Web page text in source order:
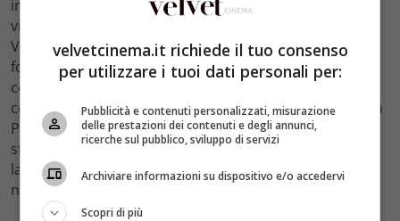
indagini sulla morte di Ambra, una ragazza che è stata
vittima di una
Vanessa l’aiuterà moltissimo in questa inchiesta
fornendo in segreto degli elementi importanti. Anna
comincerà ad usare dei metodi non regolari proprio
come faceva il marito e questo le causerà problemi con
Piras, suo superiore innamorato di lei.Vanessa si sente
sfruttata dal poliziotto per raggiungere i suoi scopi e
lasciata da Filip ritorna dal suo ex Raffaele il quale
nasconde però un
velvetcinema.it richiede il tuo consenso
per utilizzare i tuoi dati personali per:
Pubblicità e contenuti personalizzati, misurazione
delle prestazioni dei contenuti e degli annunci,
ricerche sul pubblico, sviluppo di servizi
Archiviare informazioni su dispositivo e/o accedervi
Scopri di più